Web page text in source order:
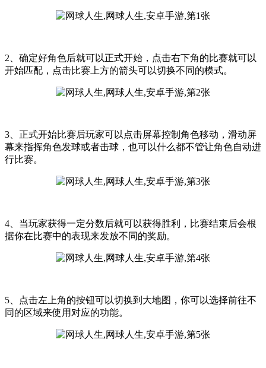
2、确定好角色后就可以正式开始，点击右下角的比赛就可以
开始匹配，点击比赛上方的箭头可以切换不同的模式。
3、正式开始比赛后玩家可以点击屏幕控制角色移动，滑动屏
幕来指挥角色发球或者击球，也可以什么都不管让角色自动进
行比赛。
4、当玩家获得一定分数后就可以获得胜利，比赛结束后会根
据你在比赛中的表现来发放不同的奖励。
5、点击左上角的按钮可以切换到大地图，你可以选择前往不
同的区域来使用对应的功能。